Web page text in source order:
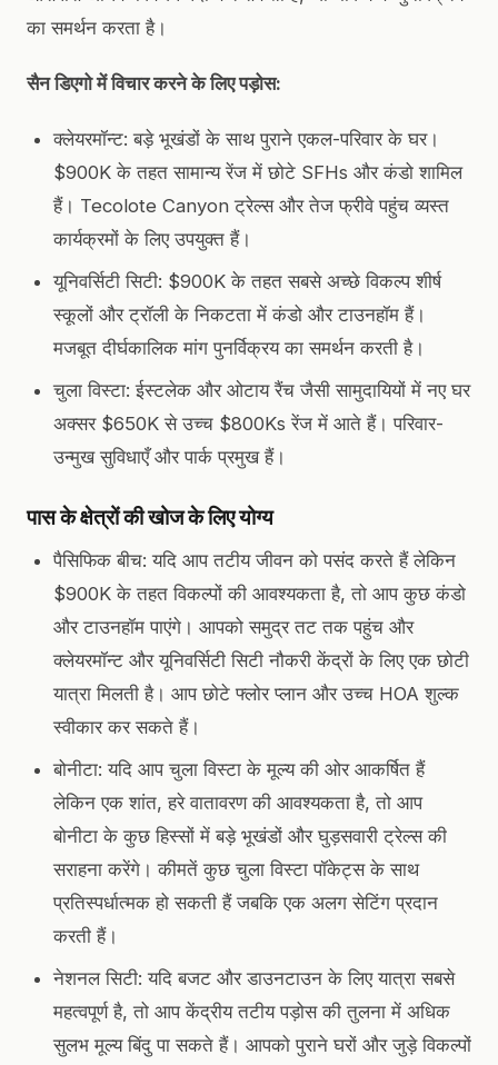
का समर्थन करता है।
सैन डिएगो में विचार करने के लिए पड़ोस:
क्लेयरमॉन्ट: बड़े भूखंडों के साथ पुराने एकल-परिवार के घर।
$900K के तहत सामान्य रेंज में छोटे SFHs और कंडो शामिल
हैं। Tecolote Canyon ट्रेल्स और तेज फ्रीवे पहुंच व्यस्त
कार्यक्रमों के लिए उपयुक्त हैं।
यूनिवर्सिटी सिटी: $900K के तहत सबसे अच्छे विकल्प शीर्ष
स्कूलों और ट्रॉली के निकटता में कंडो और टाउनहॉम हैं।
मजबूत दीर्घकालिक मांग पुनर्विक्रय का समर्थन करती है।
चुला विस्टा: ईस्टलेक और ओटाय रैंच जैसी सामुदायियों में नए घर
अक्सर $650K से उच्च $800Ks रेंज में आते हैं। परिवार-
उन्मुख सुविधाएँ और पार्क प्रमुख हैं।
पास के क्षेत्रों की खोज के लिए योग्य
पैसिफिक बीच: यदि आप तटीय जीवन को पसंद करते हैं लेकिन
$900K के तहत विकल्पों की आवश्यकता है, तो आप कुछ कंडो
और टाउनहॉम पाएंगे। आपको समुद्र तट तक पहुंच और
क्लेयरमॉन्ट और यूनिवर्सिटी सिटी नौकरी केंद्रों के लिए एक छोटी
यात्रा मिलती है। आप छोटे फ्लोर प्लान और उच्च HOA शुल्क
स्वीकार कर सकते हैं।
बोनीटा: यदि आप चुला विस्टा के मूल्य की ओर आकर्षित हैं
लेकिन एक शांत, हरे वातावरण की आवश्यकता है, तो आप
बोनीटा के कुछ हिस्सों में बड़े भूखंडों और घुड़सवारी ट्रेल्स की
सराहना करेंगे। कीमतें कुछ चुला विस्टा पॉकेट्स के साथ
प्रतिस्पर्धात्मक हो सकती हैं जबकि एक अलग सेटिंग प्रदान
करती हैं।
नेशनल सिटी: यदि बजट और डाउनटाउन के लिए यात्रा सबसे
महत्वपूर्ण है, तो आप केंद्रीय तटीय पड़ोस की तुलना में अधिक
सुलभ मूल्य बिंदु पा सकते हैं। आपको पुराने घरों और जुड़े विकल्पों